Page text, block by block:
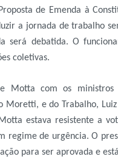
de Emenda à
a jornada de trabalho
debatida. O
coletivas.
com os ministros
Moretti, e do Trabalho,
estava resistente a
de urgência. O
para ser aprovada e